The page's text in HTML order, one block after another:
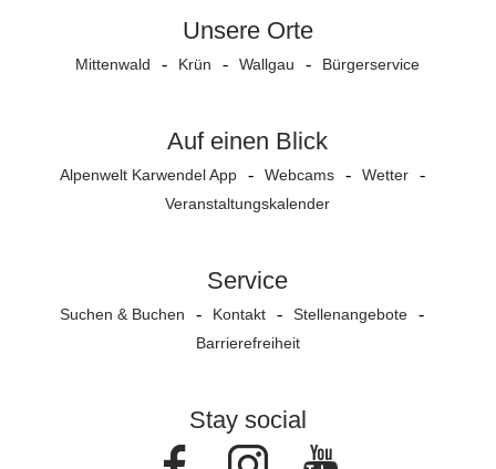
Unsere Orte
Mittenwald Krün Wallgau Bürgerservice
Auf einen Blick
Alpenwelt Karwendel App Webcams
Wetter
Veranstaltungs­kalender
Service
Suchen & Buchen Kontakt
Stellenangebote
Barrierefreiheit
Stay social
FacebookInstagram